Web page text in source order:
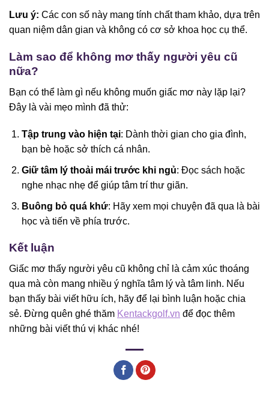
Lưu ý: Các con số này mang tính chất tham khảo, dựa trên
quan niệm dân gian và không có cơ sở khoa học cụ thể.
Làm sao để không mơ thấy người yêu cũ
nữa?
Bạn có thể làm gì nếu không muốn giấc mơ này lặp lại?
Đây là vài mẹo mình đã thử:
Tập trung vào hiện tại: Dành thời gian cho gia đình,
bạn bè hoặc sở thích cá nhân.
Giữ tâm lý thoải mái trước khi ngủ: Đọc sách hoặc
nghe nhạc nhẹ để giúp tâm trí thư giãn.
Buông bỏ quá khứ: Hãy xem mọi chuyện đã qua là bài
học và tiến về phía trước.
Kết luận
Giấc mơ thấy người yêu cũ không chỉ là cảm xúc thoáng
qua mà còn mang nhiều ý nghĩa tâm lý và tâm linh. Nếu
bạn thấy bài viết hữu ích, hãy để lại bình luận hoặc chia
sẻ. Đừng quên ghé thăm Kentackgolf.vn để đọc thêm
những bài viết thú vị khác nhé!